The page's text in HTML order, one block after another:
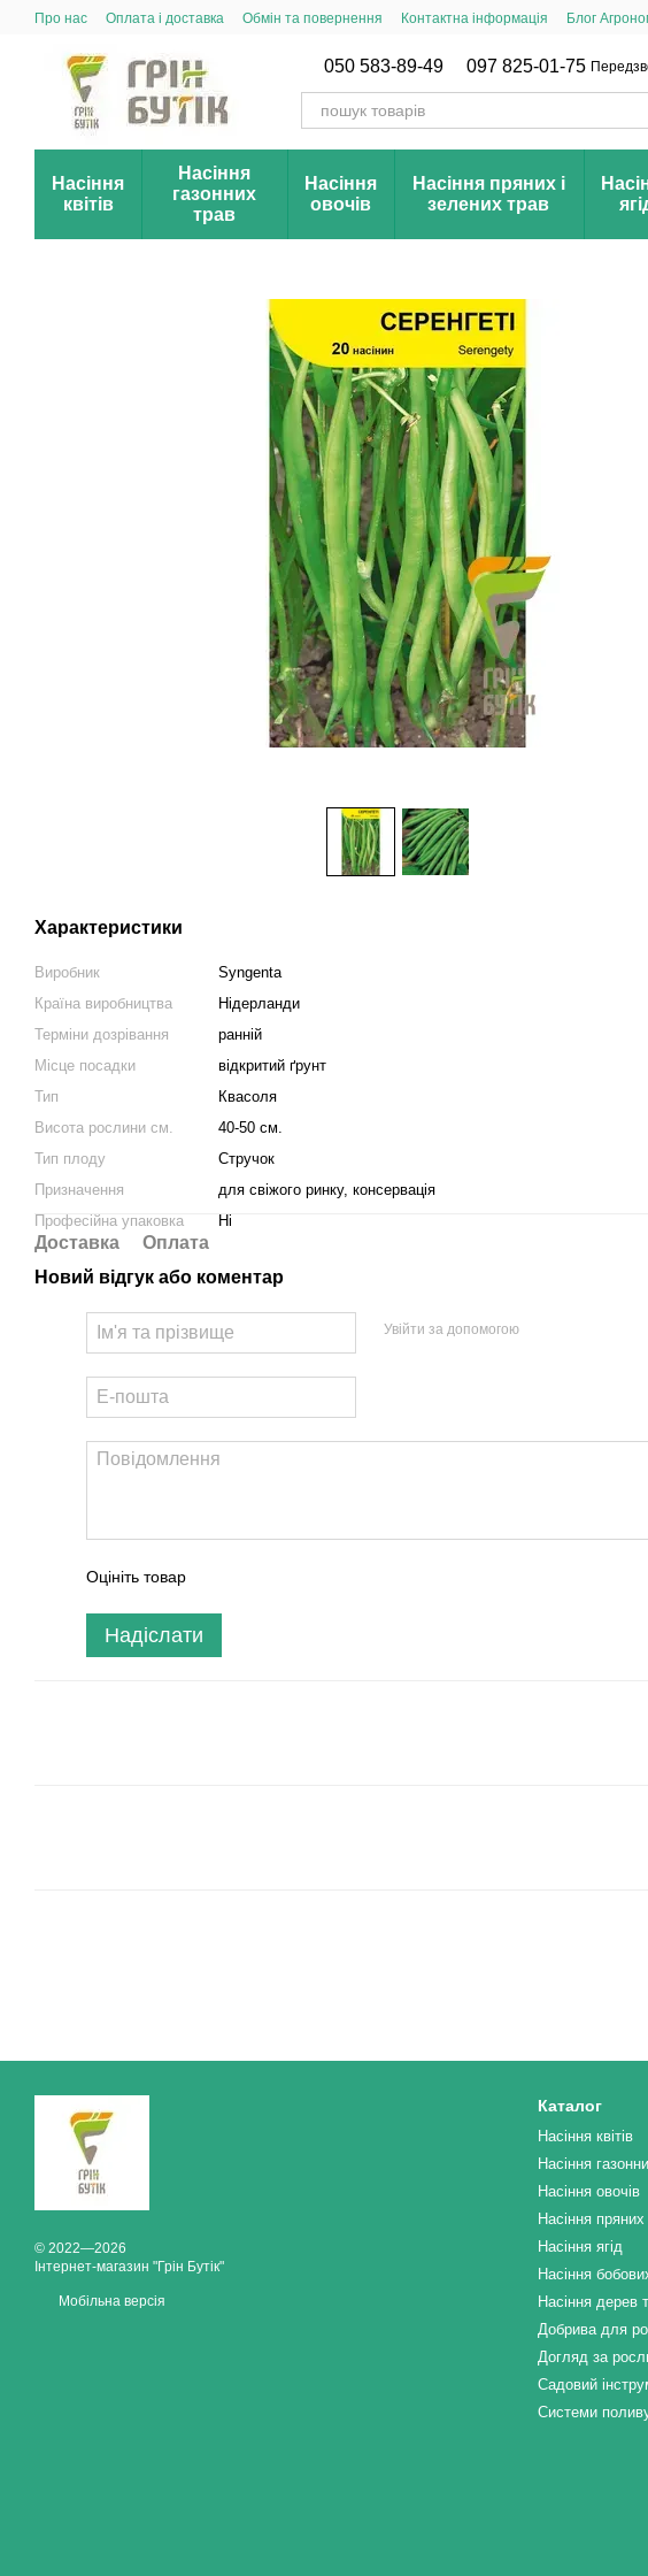
Перейти до основного контенту
Про нас Оплата і доставка Обмін та повернення Контактна інформація Блог
050 583-89-49 097 825-01-75
Насіння
квітів
Насіння
газонних
трав
Насіння
овочів
Насіння пряних і
зелених трав
Характеристики
Виробник
Syngenta
Країна виробництва
Нідерланди
Терміни дозрівання
ранній
Місце посадки
відкритий ґрунт
Тип
Квасоля
Висота рослини см.
40-50 см.
Тип плоду
Стручок
Призначення
для свіжого ринку, консервація
Професійна упаковка
Ні
Доставка
Оплата
Новий відгук або коментар
Увійти за допомогою
Оцініть товар
Надіслати
© 2022—2026
Інтернет-магазин "Грін Бутік"
Мобільна версія
Каталог
Насіння квітів
Насіння
Насіння овочів
Насіння
Насіння ягід
Насіння
Насіння дерев
Добрива для
Догляд за
Садовий
Системи